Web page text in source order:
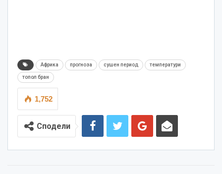
Африка прогноза сушен период температури
топол бран
1,752
Сподели